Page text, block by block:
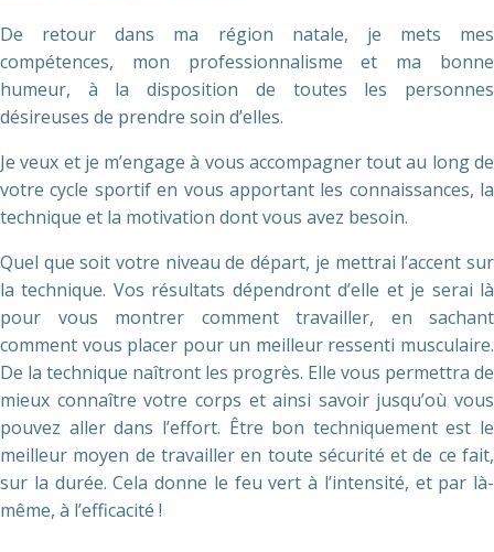
De retour dans ma région natale, je mets mes
compétences, mon professionnalisme et ma bonne
humeur, à la disposition de toutes les personnes
désireuses de prendre soin d’elles.
Je veux et je m’engage à vous accompagner tout au long de
votre cycle sportif en vous apportant les connaissances, la
technique et la motivation dont vous avez besoin.
Quel que soit votre niveau de départ, je mettrai l’accent sur
la technique. Vos résultats dépendront d’elle et je serai là
pour vous montrer comment travailler, en sachant
comment vous placer pour un meilleur ressenti musculaire.
De la technique naîtront les progrès. Elle vous permettra de
mieux connaître votre corps et ainsi savoir jusqu’où vous
pouvez aller dans l’effort. Être bon techniquement est le
meilleur moyen de travailler en toute sécurité et de ce fait,
sur la durée. Cela donne le feu vert à l’intensité, et par là-
même, à l’efficacité !